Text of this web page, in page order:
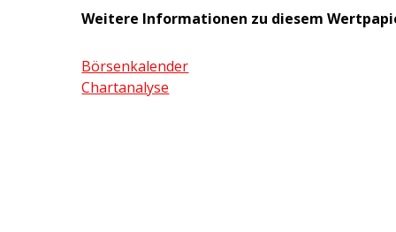
Weitere Informationen zu diesem
Börsenkalender
Chartanalyse